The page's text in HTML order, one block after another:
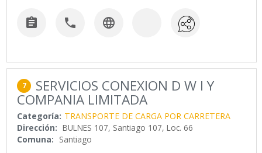
  
7 SERVICIOS CONEXION D W I Y
COMPANIA LIMITADA
Categoría: TRANSPORTE DE CARGA POR CARRETERA
Dirección: BULNES 107, Santiago 107, Loc. 66
Comuna: Santiago